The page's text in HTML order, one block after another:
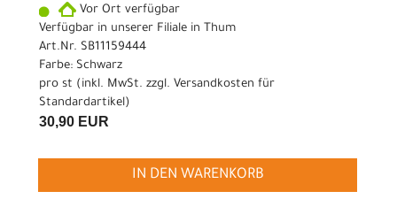
Vor Ort verfügbar
Verfügbar in unserer Filiale in Thum
Art.Nr. SB11159444
Farbe: Schwarz
pro st (inkl. MwSt. zzgl. Versandkosten für
Standardartikel)
30,90 EUR
IN DEN WARENKORB